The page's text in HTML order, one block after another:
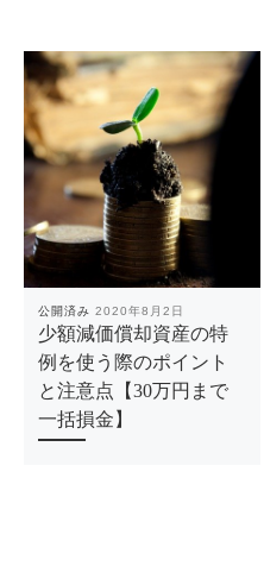
公開済み 2020年8月2日
少額減価償却資産の特
例を使う際のポイント
と注意点【30万円まで
一括損金】